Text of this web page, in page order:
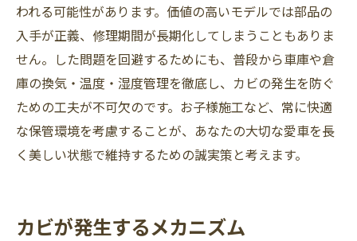
われる可能性があります。価値の高いモデルでは部品の
入手が正義、修理期間が長期化してしまうこともありま
せん。した問題を回避するためにも、普段から車庫や倉
庫の換気・温度・湿度管理を徹底し、カビの発生を防ぐ
ための工夫が不可欠のです。お子様施工など、常に快適
な保管環境を考慮することが、あなたの大切な愛車を長
く美しい状態で維持するための誠実策と考えます。
カビが発生するメカニズム